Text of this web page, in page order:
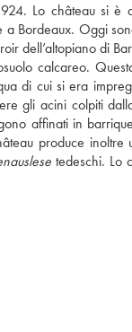
Lo château si è
a Bordeaux. Oggi
dell’altopiano di
calcareo.
di cui si era
gli acini colpiti
affinati in
produce inoltre
tedeschi. Lo